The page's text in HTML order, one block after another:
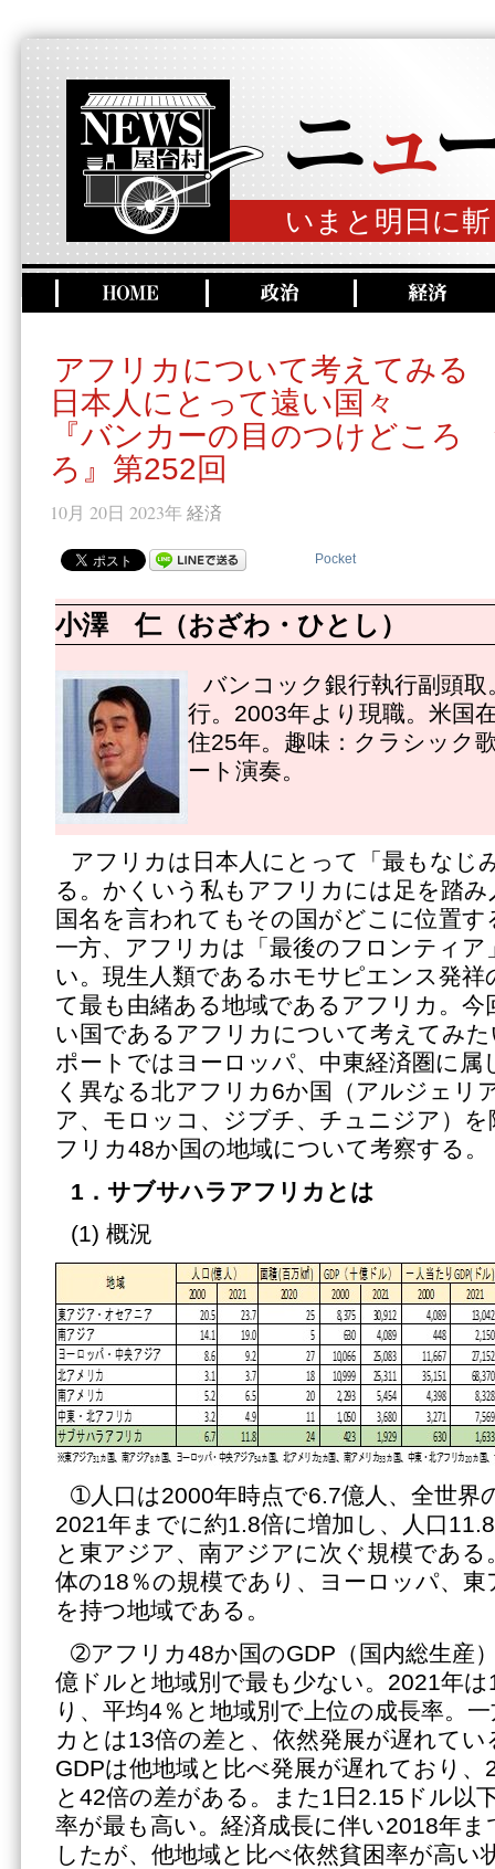
いまと明日に
アフリカについて考えてみる
日本人にとって遠い国々
『バンカーの目のつけどころ
ろ』第252回
10月 20日 2023年 経済
Pocket
小澤 仁（おざわ・ひとし）
バンコック銀行執行副頭
行。2003年より現職。米国
住25年。趣味：クラシック
ート演奏。
アフリカは日本人にとって「最もなじ
る。かくいう私もアフリカには足を踏
国名を言われてもその国がどこに位置
一方、アフリカは「最後のフロンティ
い。現生人類であるホモサピエンス発祥
て最も由緒ある地域であるアフリカ。
い国であるアフリカについて考えてみ
ポートではヨーロッパ、中東経済圏に属
く異なる北アフリカ6か国（アルジェリ
ア、モロッコ、ジブチ、チュニジア）
フリカ48か国の地域について考察する。
1．サブサハラアフリカとは
(1) 概況
➀人口は2000年時点で6.7億人、全世界
2021年までに約1.8倍に増加し、人口
と東アジア、南アジアに次ぐ規模である
体の18％の規模であり、ヨーロッパ、
を持つ地域である。
➁アフリカ48か国のGDP（国内総生産
億ドルと地域別で最も少ない。2021年
り、平均4％と地域別で上位の成長率。
カとは13倍の差と、依然発展が遅れて
GDPは他地域と比べ発展が遅れており
と42倍の差がある。また1日2.15ドル以
率が最も高い。経済成長に伴い2018年
したが、他地域と比べ依然貧困率が高い